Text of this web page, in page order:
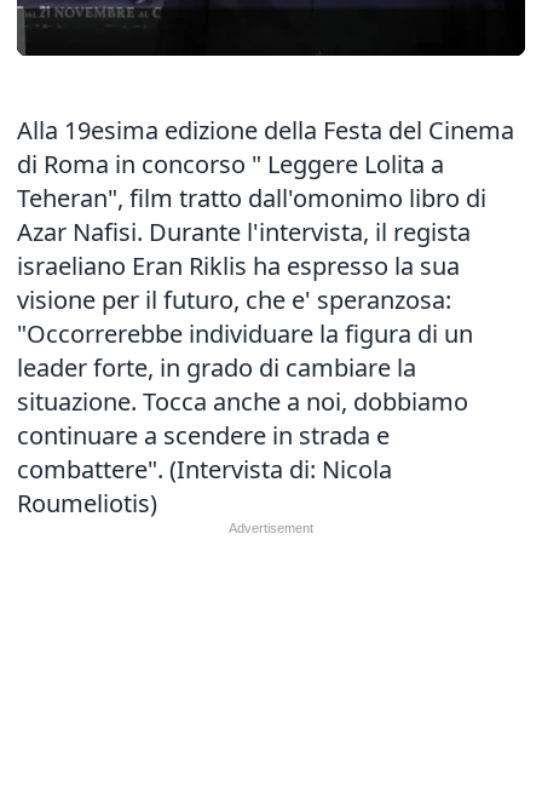
Alla 19esima edizione della Festa del Cinema
di Roma in concorso " Leggere Lolita a
Teheran", film tratto dall'omonimo libro di
Azar Nafisi. Durante l'intervista, il regista
israeliano Eran Riklis ha espresso la sua
visione per il futuro, che e' speranzosa:
"Occorrerebbe individuare la figura di un
leader forte, in grado di cambiare la
situazione. Tocca anche a noi, dobbiamo
continuare a scendere in strada e
combattere". (Intervista di: Nicola
Roumeliotis)